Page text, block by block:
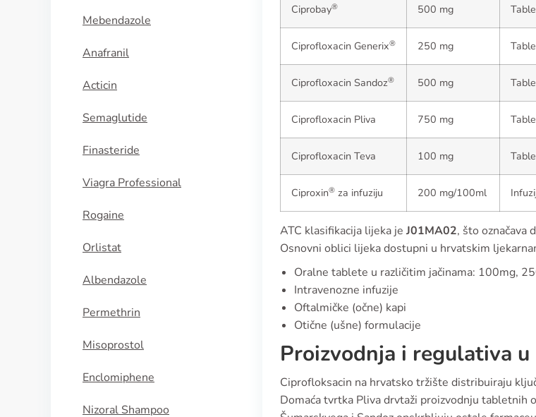
Mebendazole
Anafranil
Acticin
Semaglutide
Finasteride
Viagra Professional
Rogaine
Orlistat
Albendazole
Permethrin
Misoprostol
Enclomiphene
Nizoral Shampoo
Ciprobay® 500 mg
Ciprofloxacin Generix® 250 mg
Ciprofloxacin Sandoz® 500 mg
Ciprofloxacin Pliva 750 mg
Ciprofloxacin Teva 100 mg
Ciproxin® za infuziju 200 mg/100ml
ATC klasifikacija lijeka je J01MA02, što označava
Osnovni oblici lijeka dostupni u hrvatskim
Oralne tablete u različitim jačinama: 100mg,
Intravenozne infuzije
Oftalmičke (očne) kapi
Otične (ušne) formulacije
Proizvodnja i regulativa
Ciprofloksacin na hrvatsko tržište distribuiraju
Domaća tvrtka Pliva drvtaži proizvodnju tabletnih